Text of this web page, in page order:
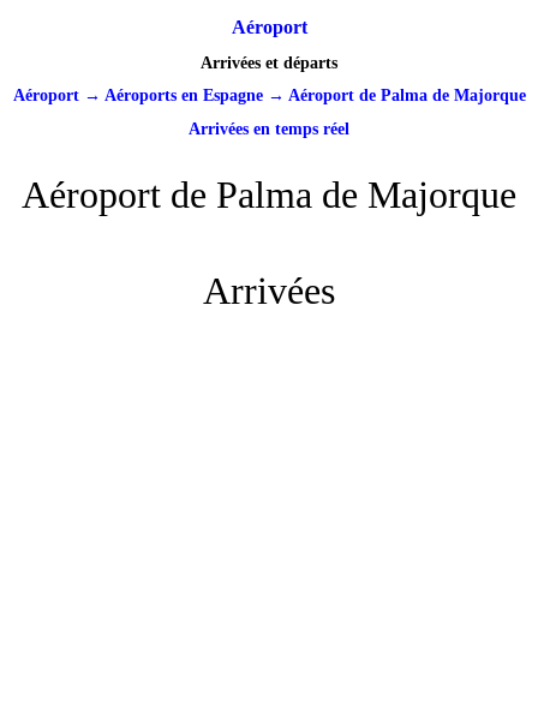
Aéroport
Arrivées et départs
Aéroport→ Aéroports en Espagne→ Aéroport de Palma de Majorque
Arrivées en temps réel
Aéroport de Palma de Majorque
Arrivées